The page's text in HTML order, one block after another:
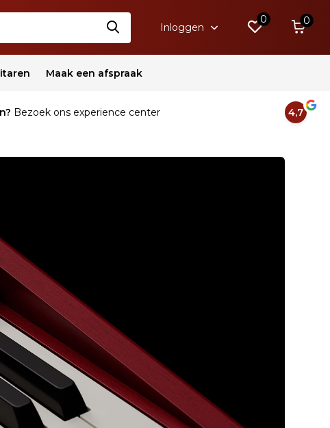
Inloggen
0 0
Maak een afspraak
Bezoek ons experience center 4,7